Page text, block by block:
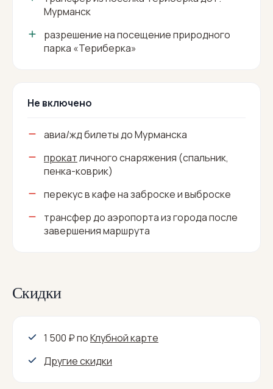
Мурманск
разрешение на посещение природного
парка «Териберка»
Не включено
авиа/жд билеты до Мурманска
прокатличного снаряжения (спальник,
пенка-коврик)
перекус в кафе на заброске и выброске
трансфер до аэропорта из города после
завершения маршрута
Скидки
1 500 ₽поКлубной карте
Другие скидки